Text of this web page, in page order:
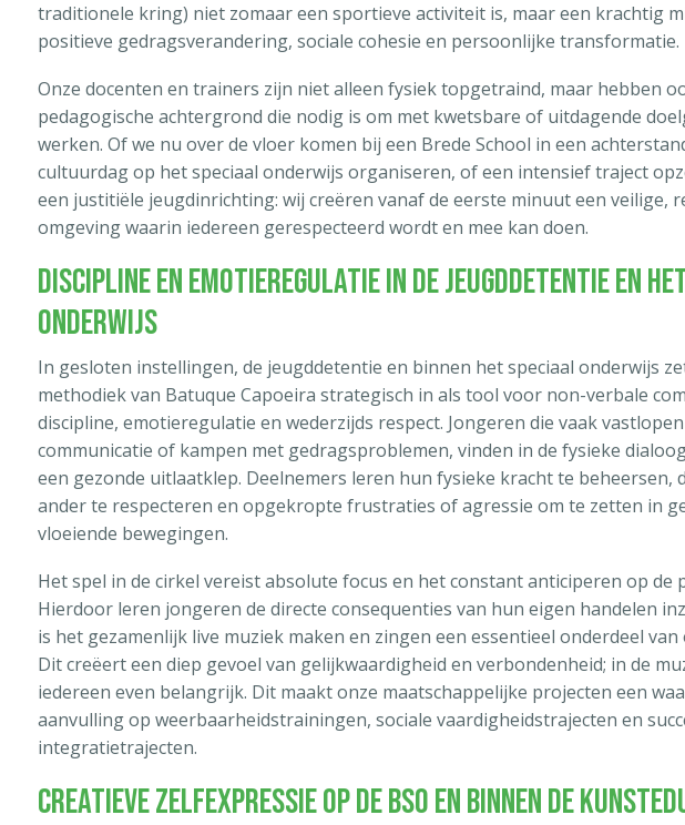
traditionele kring) niet zomaar een sportieve activiteit is, maar een krachtig
positieve gedragsverandering, sociale cohesie en persoonlijke transformatie.
Onze docenten en trainers zijn niet alleen fysiek topgetraind, maar hebben
pedagogische achtergrond die nodig is om met kwetsbare of uitdagende
werken. Of we nu over de vloer komen bij een Brede School in een
cultuurdag op het speciaal onderwijs organiseren, of een intensief traject
een justitiële jeugdinrichting: wij creëren vanaf de eerste minuut een veilige,
omgeving waarin iedereen gerespecteerd wordt en mee kan doen.
Discipline en Emotieregulatie in de Jeugddetentie en
Onderwijs
In gesloten instellingen, de jeugddetentie en binnen het speciaal onderwijs
methodiek van Batuque Capoeira strategisch in als tool voor non-verbale
discipline, emotieregulatie en wederzijds respect. Jongeren die vaak
communicatie of kampen met gedragsproblemen, vinden in de fysieke
een gezonde uitlaatklep. Deelnemers leren hun fysieke kracht te beheersen,
ander te respecteren en opgekropte frustraties of agressie om te zetten in
vloeiende bewegingen.
Het spel in de cirkel vereist absolute focus en het constant anticiperen op de
Hierdoor leren jongeren de directe consequenties van hun eigen handelen
is het gezamenlijk live muziek maken en zingen een essentieel onderdeel van
Dit creëert een diep gevoel van gelijkwaardigheid en verbondenheid; in de
iedereen even belangrijk. Dit maakt onze maatschappelijke projecten een
aanvulling op weerbaarheidstrainingen, sociale vaardigheidstrajecten en
integratietrajecten.
Creatieve Zelfexpressie op de BSO en binnen de